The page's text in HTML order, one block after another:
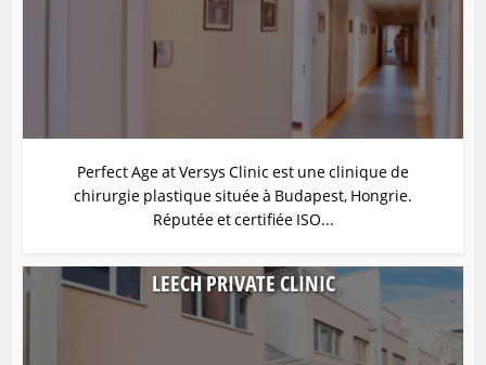
Perfect Age at Versys Clinic est une clinique de
chirurgie plastique située à Budapest, Hongrie.
Réputée et certifiée ISO...
LEECH PRIVATE CLINIC